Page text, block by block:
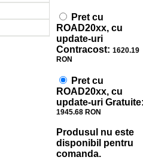
Pret cu
ROAD20xx, cu
update-uri
Contracost: 1620.19
RON
Pret cu
ROAD20xx, cu
update-uri Gratuite:
1945.68 RON
Produsul nu este
disponibil pentru
comanda.